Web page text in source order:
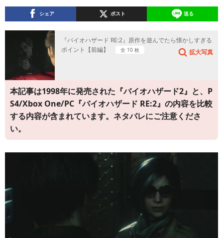
シェア ポスト 送る
『バイオハザード RE:2』原作を遊んでたら懐かしすぎる
ポイント【前編】
全 10 枚 拡大写真
本記事は1998年に発売された『バイオハザード2』と、P
S4/Xbox One/PC『バイオハザード RE:2』の内容を比較
する内容が含まれています。ネタバレにご注意くださ
い。